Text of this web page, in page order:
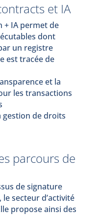
et IA
+ IA permet de
dont
un registre
est tracée de
et la
les transactions
gestion de droits
parcours de
de signature
secteur d’activité
propose ainsi des